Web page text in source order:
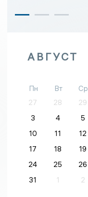
АВГУСТ
Пн Вт Ср
27
28 29
3
4 5
10
11 12
17
18 19
24
25 26
31
1 2